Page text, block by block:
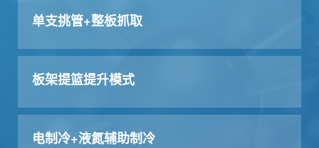
单支挑管+整板抓取
板架提篮提升模式
电制冷+液氮辅助制冷